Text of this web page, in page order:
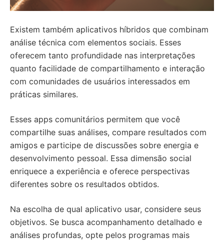
Existem também aplicativos híbridos que combinam
análise técnica com elementos sociais. Esses
oferecem tanto profundidade nas interpretações
quanto facilidade de compartilhamento e interação
com comunidades de usuários interessados em
práticas similares.
Esses apps comunitários permitem que você
compartilhe suas análises, compare resultados com
amigos e participe de discussões sobre energia e
desenvolvimento pessoal. Essa dimensão social
enriquece a experiência e oferece perspectivas
diferentes sobre os resultados obtidos.
Na escolha de qual aplicativo usar, considere seus
objetivos. Se busca acompanhamento detalhado e
análises profundas, opte pelos programas mais